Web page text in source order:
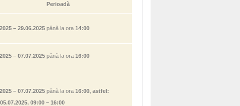
Perioadă
– 29.06.2025 până la ora 14:00
– 07.07.2025 până la ora 16:00
– 07.07.2025 până la ora 16:00, astfel:
09:00 – 16:00